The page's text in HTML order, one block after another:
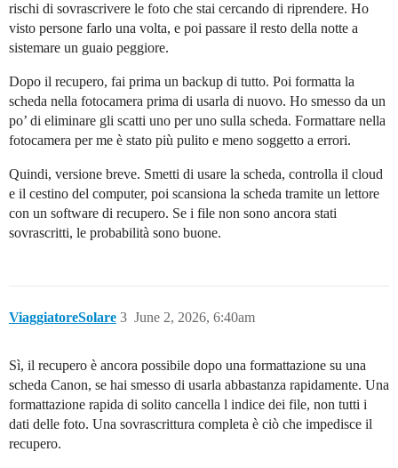
rischi di sovrascrivere le foto che stai cercando di riprendere. Ho
visto persone farlo una volta, e poi passare il resto della notte a
sistemare un guaio peggiore.
Dopo il recupero, fai prima un backup di tutto. Poi formatta la
scheda nella fotocamera prima di usarla di nuovo. Ho smesso da un
po’ di eliminare gli scatti uno per uno sulla scheda. Formattare nella
fotocamera per me è stato più pulito e meno soggetto a errori.
Quindi, versione breve. Smetti di usare la scheda, controlla il cloud
e il cestino del computer, poi scansiona la scheda tramite un lettore
con un software di recupero. Se i file non sono ancora stati
sovrascritti, le probabilità sono buone.
ViaggiatoreSolare June 2, 2026, 6:40am
3
Sì, il recupero è ancora possibile dopo una formattazione su una
scheda Canon, se hai smesso di usarla abbastanza rapidamente. Una
formattazione rapida di solito cancella l indice dei file, non tutti i
dati delle foto. Una sovrascrittura completa è ciò che impedisce il
recupero.